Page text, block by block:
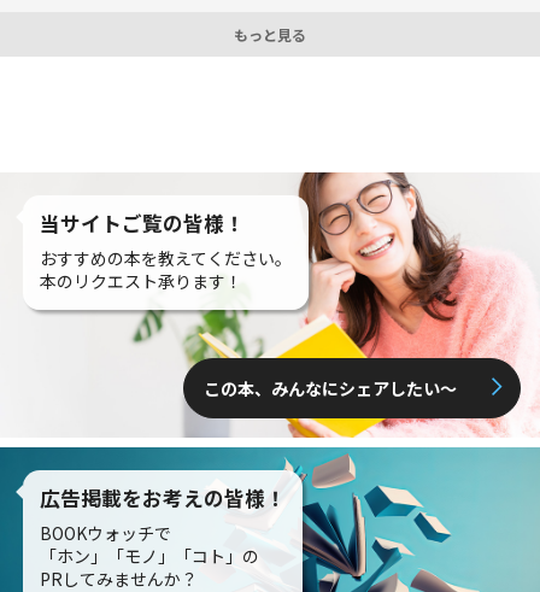
もっと見る
当サイトご覧の皆様！
おすすめの本を教えてください。
本のリクエスト承ります！
この本、みんなにシェアしたい〜
広告掲載をお考えの皆様！
BOOKウォッチで
「ホン」「モノ」「コト」の
PRしてみませんか？